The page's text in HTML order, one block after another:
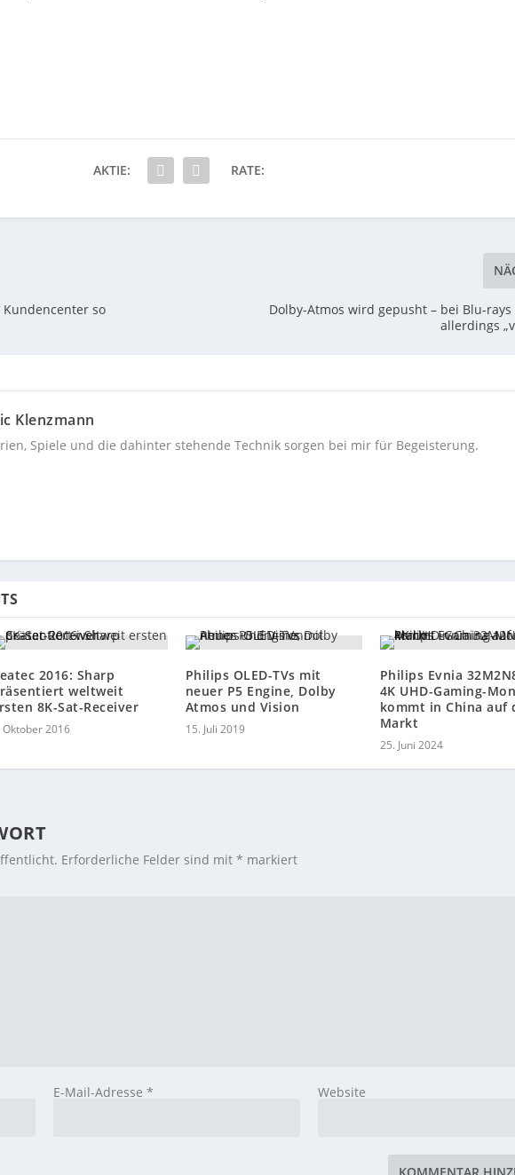
AKTIE: RATE:
Kundencenter so
Dolby-Atmos wird gepusht – bei Blu-rays
allerdings
Klenzmann
Spiele und die dahinter stehende Technik sorgen bei mir für Begeisterung.
2016: Sharp
weltweit
8K-Sat-Receiver
Oktober 2016
Philips OLED-TVs mit
neuer P5 Engine, Dolby
Atmos und Vision
15. Juli 2019
Philips Evnia
4K UHD-Gaming-
kommt in China auf
Markt
25. Juni 2024
Erforderliche Felder sind mit* markiert
E-Mail-Adresse * Website